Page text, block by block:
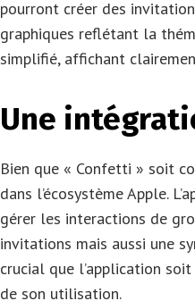
pourront créer des
graphiques reflétant la
simplifié, affichant
Une
Bien que « Confetti » soit
dans l’écosystème Apple.
gérer les interactions de
invitations mais aussi une
crucial que l’application
de son utilisation.